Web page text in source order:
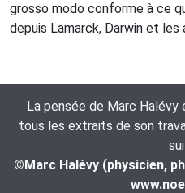
grosso modo conforme à ce
depuis Lamarck, Darwin et les
La pensée de Marc
tous les extraits de son
©Marc Halévy (physicien,